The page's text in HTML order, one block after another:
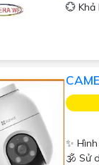
️💮 Khả
✨
🕉️ Sử